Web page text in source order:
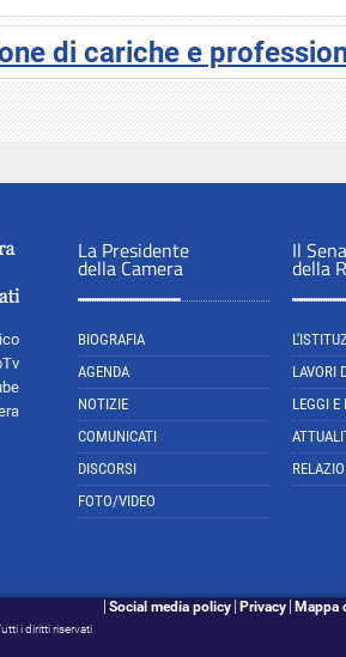
di cariche e
La Presidente
della Camera
BIOGRAFIA
AGENDA
NOTIZIE
COMUNICATI
DISCORSI
FOTO/VIDEO
Il
della
LAVORI
LEGGI E
i diritti riservati
Social media policy Privacy Mappa